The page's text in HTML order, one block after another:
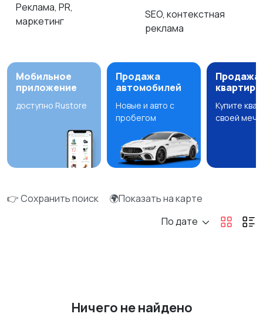
Реклама, PR,
маркетинг
SEO, контекстная
реклама
Мобильное
приложение
доступно Rustore
Продажа
автомобилей
Новые и авто с
пробегом
Продажа
квартир
Купите
своей
👉 Сохранить поиск
🌍Показать на карте
По дате
Ничего не найдено